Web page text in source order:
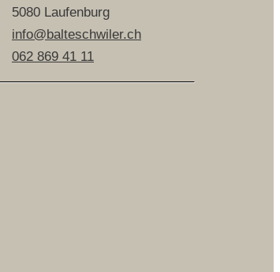
5080 Laufenburg
info@balteschwiler.ch
062 869 41 11